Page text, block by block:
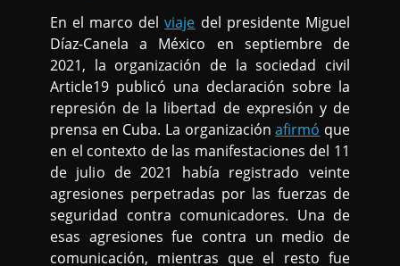
En el marco delviaje del presidente Miguel
Díaz-Canela a México en septiembre de
2021, la organización de la sociedad civil
Article19 publicó una declaración sobre la
represión de la libertad de expresión y de
prensa en Cuba. La organizaciónafirmó que
en el contexto de las manifestaciones del 11
de julio de 2021 había registrado veinte
agresiones perpetradas por las fuerzas de
seguridad contra comunicadores. Una de
esas agresiones fue contra un medio de
comunicación, mientras que el resto fue